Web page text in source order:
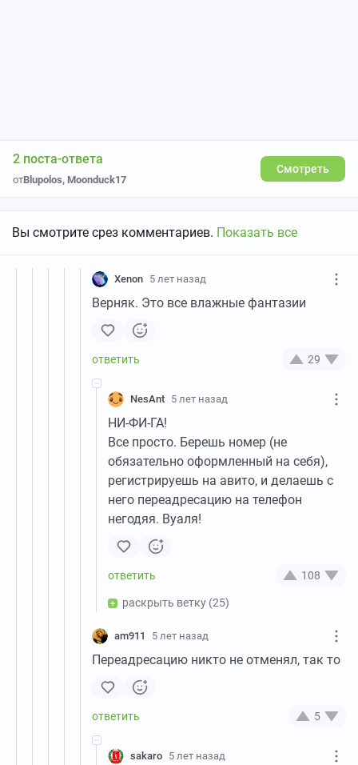
2 поста-ответа
отBlupolos, Moonduck17
Смотреть
Вы смотрите срез комментариев. Показать все
Xenon 5 лет назад
Верняк. Это все влажные фантазии
29
NesAnt 5 лет назад
НИ-ФИ-ГА!
Все просто. Берешь номер (не
обязательно оформленный на себя),
регистрируешь на авито, и делаешь с
него переадресацию на телефон
негодяя. Вуаля!
108
раскрыть ветку (25)
am911 5 лет назад
Переадресацию никто не отменял, так то
5
sakaro 5 лет назад